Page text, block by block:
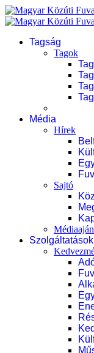
Tagság
Tagok
Média
Hírek
Sajtó
Szolgáltatások